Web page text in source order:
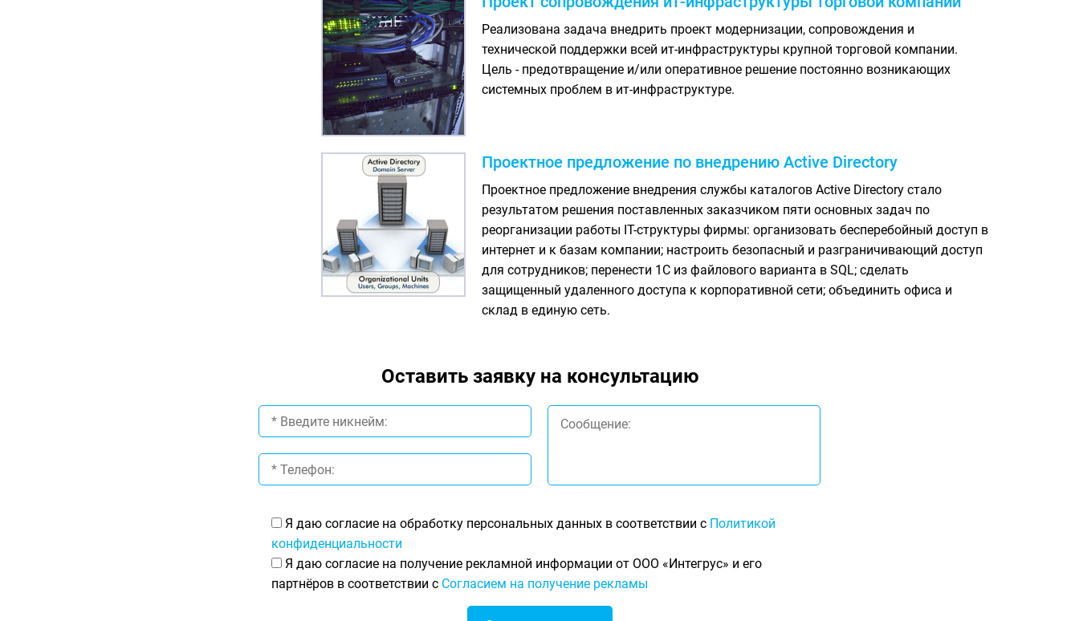
Реализована задача внедрить проект модернизации, сопровождения и
технической поддержки всей ит-инфраструктуры крупной торговой компании.
Цель - предотвращение и/или оперативное решение постоянно возникающих
системных проблем в ит-инфраструктуре.
Проектное предложение по внедрению Active Directory
Проектное предложение внедрения службы каталогов Active Directory стало
результатом решения поставленных заказчиком пяти основных задач по
реорганизации работы IT-структуры фирмы: организовать бесперебойный доступ в
интернет и к базам компании; настроить безопасный и разграничивающий доступ
для сотрудников; перенести 1С из файлового варианта в SQL; сделать
защищенный удаленного доступа к корпоративной сети; объединить офиса и
склад в единую сеть.
Оставить заявку на консультацию
Я даю согласие на обработку персональных данных в соответствии с Политикой
конфиденциальности
Я даю согласие на получение рекламной информации от ООО «Интегрус» и его
партнёров в соответствии с Согласием на получение рекламы